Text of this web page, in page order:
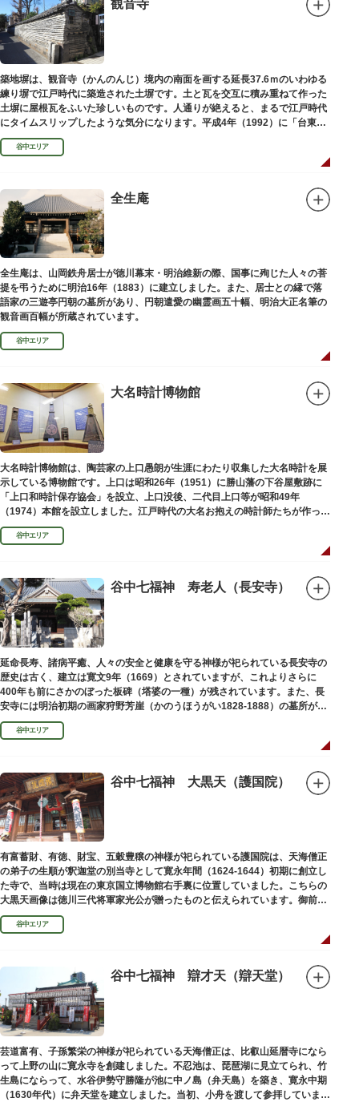
観音寺
築地塀は、観音寺（かんのんじ）境内の南面を画する延長37.6ｍのいわゆる
練り塀で江戸時代に築造された土塀です。土と瓦を交互に積み重ねて作った
土塀に屋根瓦をふいた珍しいものです。人通りが絶えると、まるで江戸時代
にタイムスリップしたような気分になります。平成4年（1992）に「台東区
まちかど賞」を受賞しました。
谷中エリア
全生庵
全生庵は、山岡鉄舟居士が徳川幕末・明治維新の際、国事に殉じた人々の菩
提を弔うために明治16年（1883）に建立しました。また、居士との縁で落
語家の三遊亭円朝の墓所があり、円朝遣愛の幽霊画五十幅、明治大正名筆の
観音画百幅が所蔵されています。
谷中エリア
大名時計博物館
大名時計博物館は、陶芸家の上口愚朗が生涯にわたり収集した大名時計を展
示している博物館です。上口は昭和26年（1951）に勝山藩の下谷屋敷跡に
「上口和時計保存協会」を設立、上口没後、二代目上口等が昭和49年
（1974）本館を設立しました。江戸時代の大名お抱えの時計師たちが作った
櫓時計、台時計、枕時計などが並びます。
谷中エリア
谷中七福神 寿老人（長安寺）
延命長寿、諸病平癒、人々の安全と健康を守る神様が祀られている長安寺の
歴史は古く、建立は寛文9年（1669）とされていますが、これよりさらに
400年も前にさかのぼった板碑（塔婆の一種）が残されています。また、長
安寺には明治初期の画家狩野芳崖（かのうほうがい1828-1888）の墓所があ
ります。
谷中エリア
谷中七福神 大黒天（護国院）
有富蓄財、有徳、財宝、五穀豊穣の神様が祀られている護国院は、天海僧正
の弟子の生順が釈迦堂の別当寺として寛永年間（1624-1644）初期に創立し
た寺で、当時は現在の東京国立博物館右手裏に位置していました。こちらの
大黒天画像は徳川三代将軍家光公が贈ったものと伝えられています。御前立
の大黒天木像は台東区文化財に指定されています。
谷中エリア
谷中七福神 辯才天（辯天堂）
芸道富有、子孫繁栄の神様が祀られている天海僧正は、比叡山延暦寺になら
って上野の山に寛永寺を創建しました。不忍池は、琵琶湖に見立てられ、竹
生島にならって、水谷伊勢守勝隆が池に中ノ島（弁天島）を築き、寛永中期
（1630年代）に弁天堂を建立しました。当初、小舟を渡して参拝していまし